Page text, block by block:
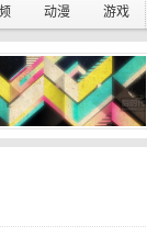
动漫 游戏